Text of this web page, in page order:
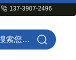
137-3907-2496